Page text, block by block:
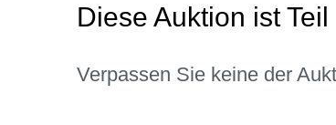
Diese Auktion ist
Verpassen Sie keine der